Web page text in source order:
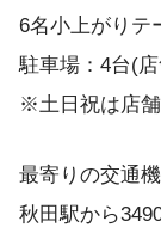
6名小上がりテ
駐車場：4台(
※土日祝は店
最寄りの交通
秋田駅から